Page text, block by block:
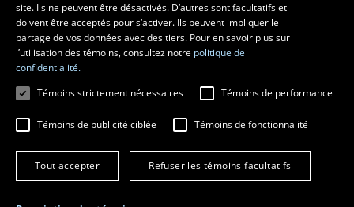
© 2026 Université Laval
Tous droits réservés
Conditions générales d'utilisation
Fraude en ligne
site. Ils ne peuvent être désactivés. D’autres sont facultatifs et
doivent être acceptés pour s’activer. Ils peuvent impliquer le
partage de vos données avec des tiers. Pour en savoir plus sur
l’utilisation des témoins, consultez notre politique de
confidentialité.
Témoins strictement nécessaires
Témoins de performance
Témoins de publicité ciblée Témoins de fonctionnalité
Tout accepter Refuser les témoins facultatifs